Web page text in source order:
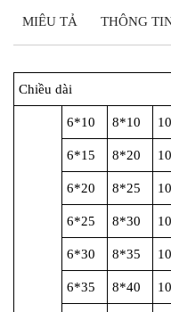
MIÊU TẢ THÔNG
Chiều dài
6*10 8*10
6*15 8*20
6*20 8*25
6*25 8*30
6*30 8*35
6*35 8*40